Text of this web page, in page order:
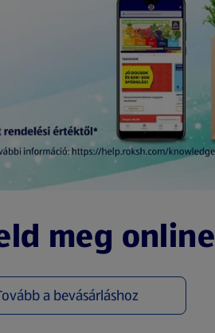
meg online
a bevásárláshoz
(új oldalon nyílik meg)